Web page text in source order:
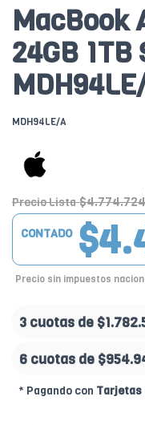
MacBook
24GB
MDH94LE/A
Precio Lista $4.774.724
CONTADO
Precio sin impuestos
3 cuotas de
6 cuotas de
* Pagando con Tarjetas